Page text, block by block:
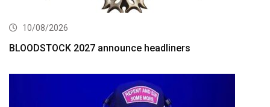
10/08/2026
BLOODSTOCK 2027 announce headliners